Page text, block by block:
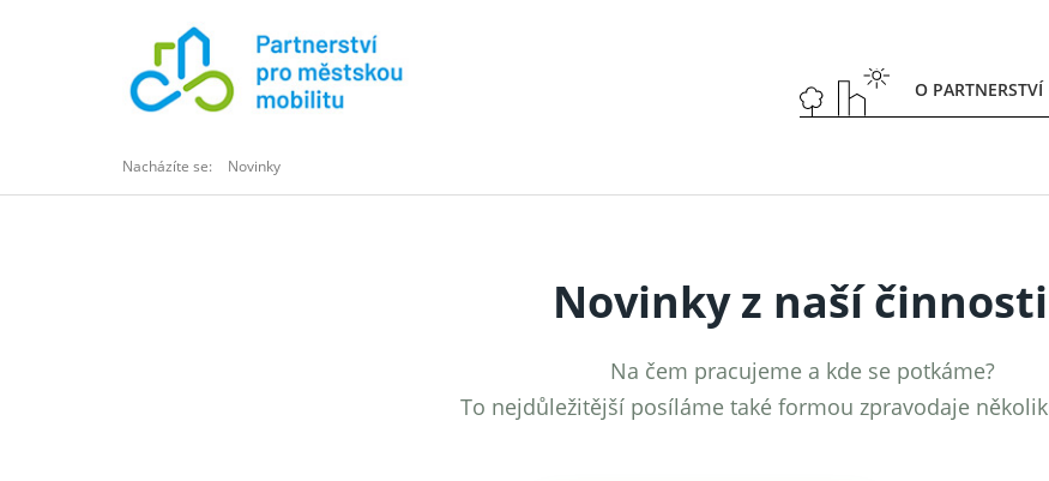
O PARTNERSTVÍ
Nacházíte se: Novinky
Novinky z naší činnosti
Na čem pracujeme a kde se potkáme?
To nejdůležitější posíláme také formou zpravodaje